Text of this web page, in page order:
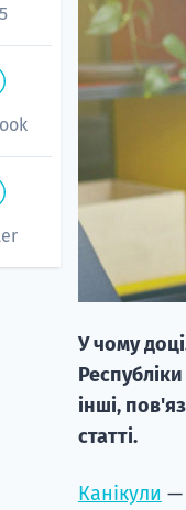
У чому
інші,
статті.
Канікули —